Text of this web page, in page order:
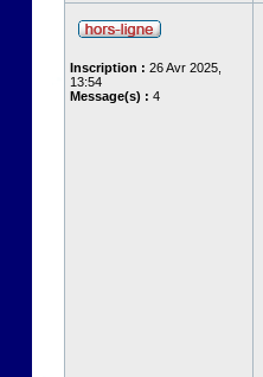
Inscription : 26 Avr 2025,
13:54
Message(s) : 4